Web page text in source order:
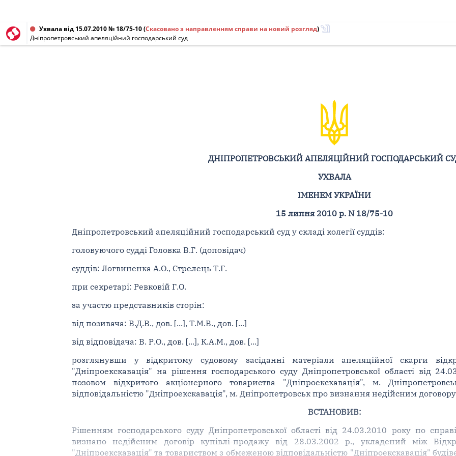
Ухвала від 15.07.2010 № 18/75-10(Скасовано з направленням справи на новий розгляд)
Дніпропетровський апеляційний господарський суд
ДНІПРОПЕТРОВСЬКИЙ АПЕЛЯЦІЙНИЙ ГОСПОДАРСЬКИЙ
УХВАЛА
ІМЕНЕМ УКРАЇНИ
15 липня 2010 р. N 18/75-10
Дніпропетровський апеляційний господарський суд у складі колегії суддів:
головуючого судді Головка В.Г. (доповідач)
суддів: Логвиненка А.О., Стрелець Т.Г.
при секретарі: Ревковій Г.О.
за участю представників сторін:
від позивача: В.Д.В., дов. [...], Т.М.В., дов. [...]
від відповідача: В. Р.О., дов. [...], К.А.М., дов. [...]
розглянувши у відкритому судовому засіданні матеріали апеляційної скарги
"Дніпроекскавація" на рішення господарського суду Дніпропетровської області від
позовом відкритого акціонерного товариства "Дніпроекскавація", м.
відповідальністю "Дніпроекскавація", м. Дніпропетровськ про визнання недійсним
ВСТАНОВИВ:
Рішенням господарського суду Дніпропетровської області від 24.03.2010 року по
визнано недійсним договір купівлі-продажу від 28.03.2002 р., укладений між
"Дніпроекскавація" та товариством з обмеженою відповідальністю "Дніпроекскавація"